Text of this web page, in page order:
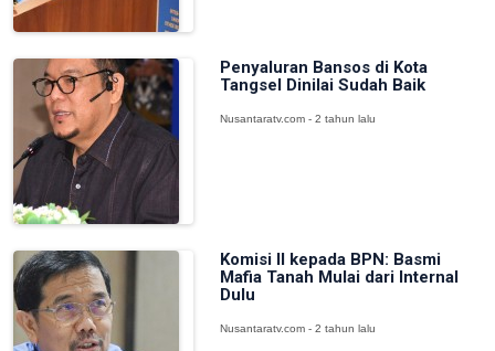
Penyaluran Bansos di Kota
Tangsel Dinilai Sudah Baik
Nusantaratv.com - 2 tahun lalu
Komisi II kepada BPN: Basmi
Mafia Tanah Mulai dari Internal
Dulu
Nusantaratv.com - 2 tahun lalu